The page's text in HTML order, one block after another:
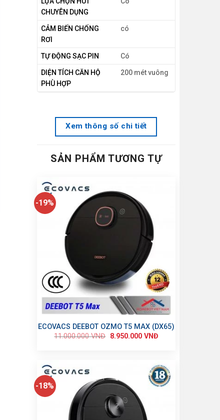
CHUYÊN DỤNG
CẢM BIẾN CHỐNG
RƠI
có
TỰ ĐỘNG SẠC PIN Có
DIỆN TÍCH CĂN HỘ
PHÙ HỢP
200 mét vuông
Xem thông số chi tiết
SẢN PHẨM TƯƠNG TỰ
-19%
ECOVACS DEEBOT OZMO T5 MAX (DX65)
11.000.000VNĐ 8.950.000 VNĐ
-18%